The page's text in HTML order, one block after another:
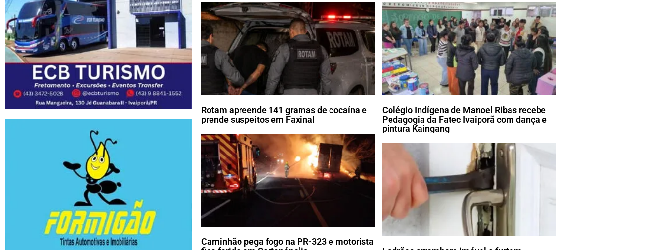
Rotam apreende 141 gramas de cocaína e
prende suspeitos em Faxinal
Colégio Indígena de Manoel Ribas recebe
Pedagogia da Fatec Ivaiporã com dança e
pintura Kaingang
Caminhão pega fogo na PR-323 e motorista